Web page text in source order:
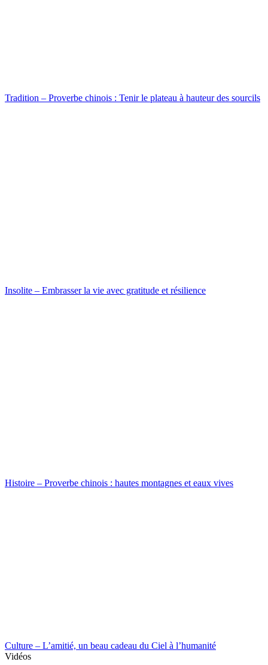
Tradition – Proverbe chinois : Tenir le plateau à hauteur des sourcils
Insolite – Embrasser la vie avec gratitude et résilience
Histoire – Proverbe chinois : hautes montagnes et eaux vives
Culture – L’amitié, un beau cadeau du Ciel à l’humanité
Vidéos